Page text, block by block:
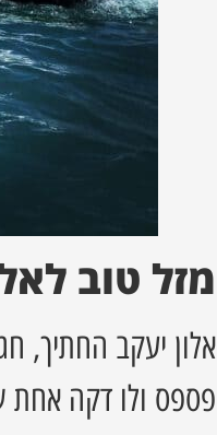
מזל טוב
אלון יעקב החתיך,
פספס ולו דקה אחת